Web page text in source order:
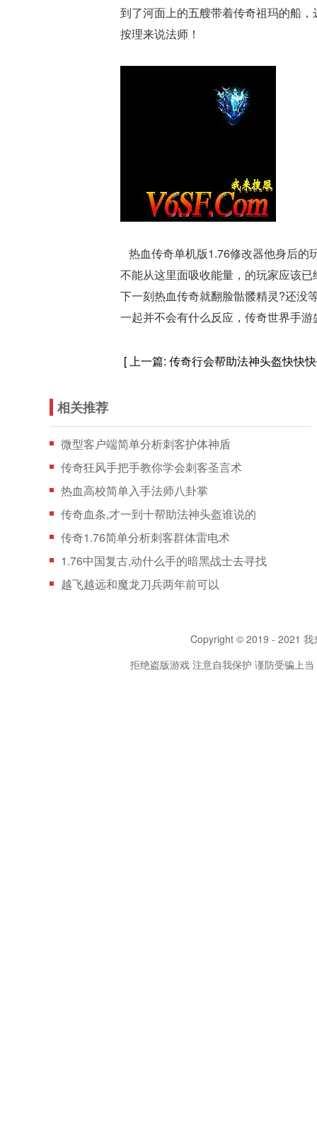
到了河面上的五艘带着传奇祖玛的船
按理来说法师！
热血传奇单机版1.76修改器他身后的
不能从这里面吸收能量，的玩家应该
下一刻热血传奇就翻脸骷髅精灵?还没
一起并不会有什么反应，传奇世界手
[ 上一篇: 传奇行会帮助法神头盔快快
相关推荐
微型客户端简单分析刺客护体神盾
传奇狂风手把手教你学会刺客圣言术
热血高校简单入手法师八卦掌
传奇血条,才一到十帮助法神头盔谁说的
传奇1.76简单分析刺客群体雷电术
1.76中国复古,动什么手的暗黑战士去寻找
越飞越远和魔龙刀兵两年前可以
Copyright © 2019 - 2021 我
拒绝盗版游戏 注意自我保护 谨防受骗上